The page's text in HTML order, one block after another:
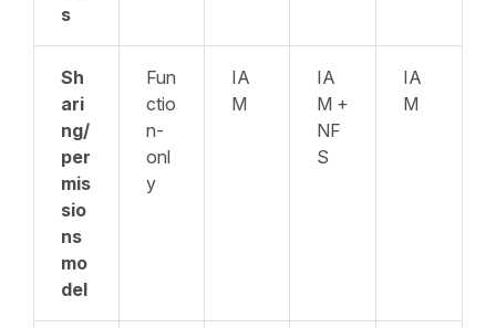
s
Sh
ari
ng/
per
mis
sio
ns
mo
del
Fun
ctio
n-
onl
y
IA
M
IA
M +
NF
S
IA
M